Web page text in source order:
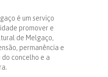
é um serviço
promover e
de Melgaço,
permanência e
concelho e a